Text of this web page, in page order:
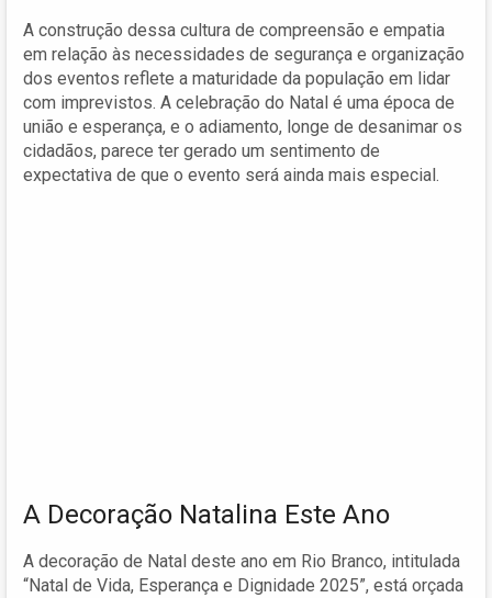
A construção dessa cultura de compreensão e empatia
em relação às necessidades de segurança e organização
dos eventos reflete a maturidade da população em lidar
com imprevistos. A celebração do Natal é uma época de
união e esperança, e o adiamento, longe de desanimar os
cidadãos, parece ter gerado um sentimento de
expectativa de que o evento será ainda mais especial.
A Decoração Natalina Este Ano
A decoração de Natal deste ano em Rio Branco, intitulada
“Natal de Vida, Esperança e Dignidade 2025”, está orçada